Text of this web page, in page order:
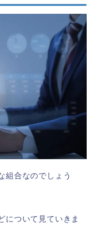
組合なのでしょう
について見ていきま